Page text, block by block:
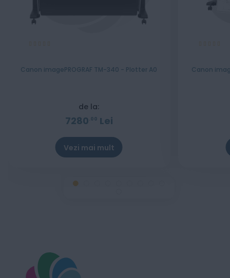
Canon imagePROGRAF TM-340 - Plotter A0
de la:
7280 00 Lei
Vezi mai mult
Canon